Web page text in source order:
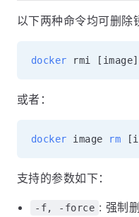
以下两种命令均可删除
docker rmi [ image]
或者：
docker image rm [
支持的参数如下：
-f, -force : 强制